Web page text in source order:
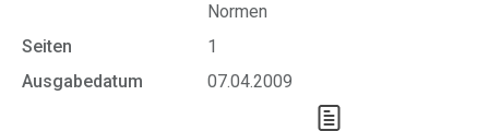
Normen
Seiten
1
Ausgabedatum
07.04.2009